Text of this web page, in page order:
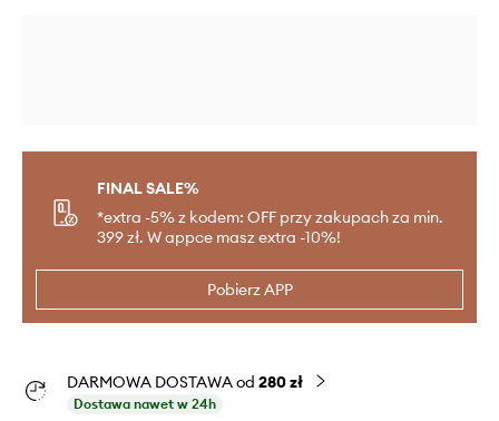
FINAL SALE%
*extra -5% z kodem: OFF przy zakupach za min.
399 zł. W appce masz extra -10%!
Pobierz APP
DARMOWA DOSTAWA od 280 zł
Dostawa nawet w 24h